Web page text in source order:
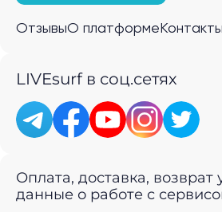
ОтзывыО платформе Контакты
LIVEsurf в соц.сетях
Оплата, доставка, возврат
данные о работе с